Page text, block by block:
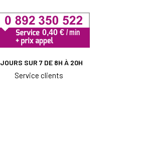
SUR 7 DE 8H À 20H
Service clients